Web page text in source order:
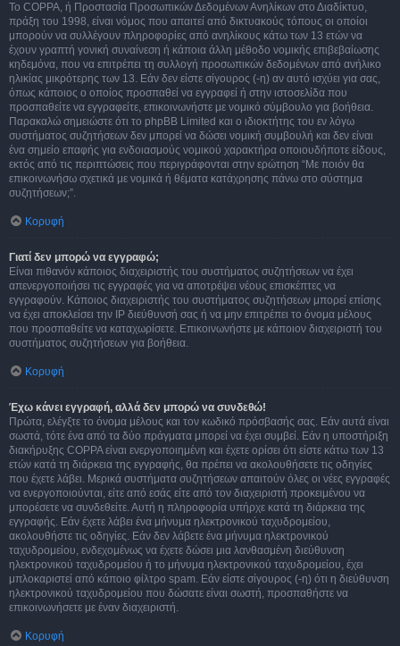
Το COPPA, ή Προστασία Προσωπικών Δεδομένων Ανηλίκων στο Διαδίκτυο,
πράξη του 1998, είναι νόμος που απαιτεί από δικτυακούς τόπους οι οποίοι
μπορούν να συλλέγουν πληροφορίες από ανηλίκους κάτω των 13 ετών να
έχουν γραπτή γονική συναίνεση ή κάποια άλλη μέθοδο νομικής επιβεβαίωσης
κηδεμόνα, που να επιτρέπει τη συλλογή προσωπικών δεδομένων από ανήλικο
ηλικίας μικρότερης των 13. Εάν δεν είστε σίγουρος (-η) αν αυτό ισχύει για σας,
όπως κάποιος ο οποίος προσπαθεί να εγγραφεί ή στην ιστοσελίδα που
προσπαθείτε να εγγραφείτε, επικοινωνήστε με νομικό σύμβουλο για βοήθεια.
Παρακαλώ σημειώστε ότι το phpBB Limited και ο ιδιοκτήτης του εν λόγω
συστήματος συζητήσεων δεν μπορεί να δώσει νομική συμβουλή και δεν είναι
ένα σημείο επαφής για ενδοιασμούς νομικού χαρακτήρα οποιουδήποτε είδους,
εκτός από τις περιπτώσεις που περιγράφονται στην ερώτηση “Με ποιόν θα
επικοινωνήσω σχετικά με νομικά ή θέματα κατάχρησης πάνω στο σύστημα
συζητήσεων;”.
Κορυφή
Γιατί δεν μπορώ να εγγραφώ;
Είναι πιθανόν κάποιος διαχειριστής του συστήματος συζητήσεων να έχει
απενεργοποιήσει τις εγγραφές για να αποτρέψει νέους επισκέπτες να
εγγραφούν. Κάποιος διαχειριστής του συστήματος συζητήσεων μπορεί επίσης
να έχει αποκλείσει την IP διεύθυνσή σας ή να μην επιτρέπει το όνομα μέλους
που προσπαθείτε να καταχωρίσετε. Επικοινωνήστε με κάποιον διαχειριστή του
συστήματος συζητήσεων για βοήθεια.
Κορυφή
Έχω κάνει εγγραφή, αλλά δεν μπορώ να συνδεθώ!
Πρώτα, ελέγξτε το όνομα μέλους και τον κωδικό πρόσβασής σας. Εάν αυτά είναι
σωστά, τότε ένα από τα δύο πράγματα μπορεί να έχει συμβεί. Εάν η υποστήριξη
διακήρυξης COPPA είναι ενεργοποιημένη και έχετε ορίσει ότι είστε κάτω των 13
ετών κατά τη διάρκεια της εγγραφής, θα πρέπει να ακολουθήσετε τις οδηγίες
που έχετε λάβει. Μερικά συστήματα συζητήσεων απαιτούν όλες οι νέες εγγραφές
να ενεργοποιούνται, είτε από εσάς είτε από τον διαχειριστή προκειμένου να
μπορέσετε να συνδεθείτε. Αυτή η πληροφορία υπήρχε κατά τη διάρκεια της
εγγραφής. Εάν έχετε λάβει ένα μήνυμα ηλεκτρονικού ταχυδρομείου,
ακολουθήστε τις οδηγίες. Εάν δεν λάβετε ένα μήνυμα ηλεκτρονικού
ταχυδρομείου, ενδεχομένως να έχετε δώσει μια λανθασμένη διεύθυνση
ηλεκτρονικού ταχυδρομείου ή το μήνυμα ηλεκτρονικού ταχυδρομείου, έχει
μπλοκαριστεί από κάποιο φίλτρο spam. Εάν είστε σίγουρος (-η) ότι η διεύθυνση
ηλεκτρονικού ταχυδρομείου που δώσατε είναι σωστή, προσπαθήστε να
επικοινωνήσετε με έναν διαχειριστή.
Κορυφή